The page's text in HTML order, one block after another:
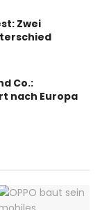
Zwei
Co.:
nach Europa